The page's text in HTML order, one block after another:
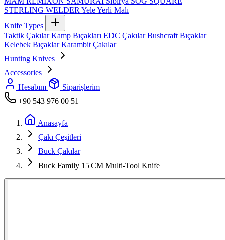
STERLING WELDER YeleYerli Malı
Knife Types
Taktik ÇakılarKamp Bıçakları EDC ÇakılarBushcraft Bıçaklar
Kelebek BıçaklarKarambit Çakılar
Hunting Knives
Accessories
Hesabım
Siparişlerim
+90 543 976 00 51
Anasayfa
Çakı Çeşitleri
Buck Çakılar
Buck Family 15 CM Multi‑Tool Knife